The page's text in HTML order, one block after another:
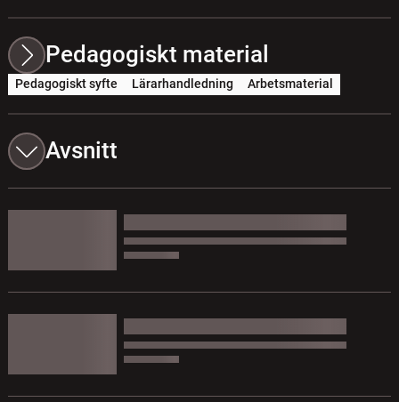
Pedagogiskt material
Pedagogiskt syfte Lärarhandledning Arbetsmaterial
Avsnitt